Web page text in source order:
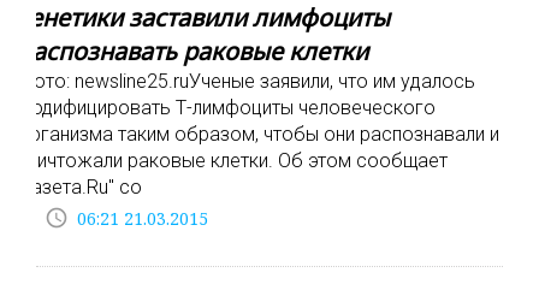
Генетики заставили лимфоциты
распознавать раковые клетки
Фото: newsline25.ruУченые заявили, что им удалось
модифицировать Т-лимфоциты человеческого
организма таким образом, чтобы они распознавали и
уничтожали раковые клетки. Об этом сообщает
"Газета.Ru" со
access_time 06:21 21.03.2015